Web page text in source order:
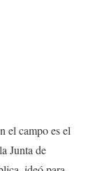
el campo es el
Junta de